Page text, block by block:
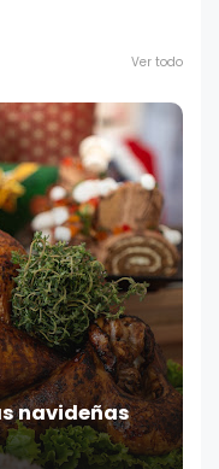
Ver todo
navideñas